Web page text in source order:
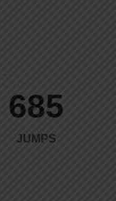
989
JUMPS